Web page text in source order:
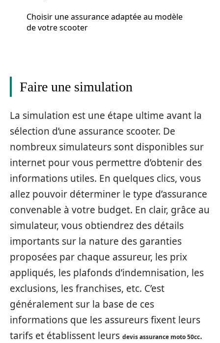
Choisir une assurance adaptée au modèle
de votre scooter
Faire une simulation
La simulation est une étape ultime avant la
sélection d’une assurance scooter. De
nombreux simulateurs sont disponibles sur
internet pour vous permettre d’obtenir des
informations utiles. En quelques clics, vous
allez pouvoir déterminer le type d’assurance
convenable à votre budget. En clair, grâce au
simulateur, vous obtiendrez des détails
importants sur la nature des garanties
proposées par chaque assureur, les prix
appliqués, les plafonds d’indemnisation, les
exclusions, les franchises, etc. C’est
généralement sur la base de ces
informations que les assureurs fixent leurs
tarifs et établissent leurs devis assurance moto 50cc.